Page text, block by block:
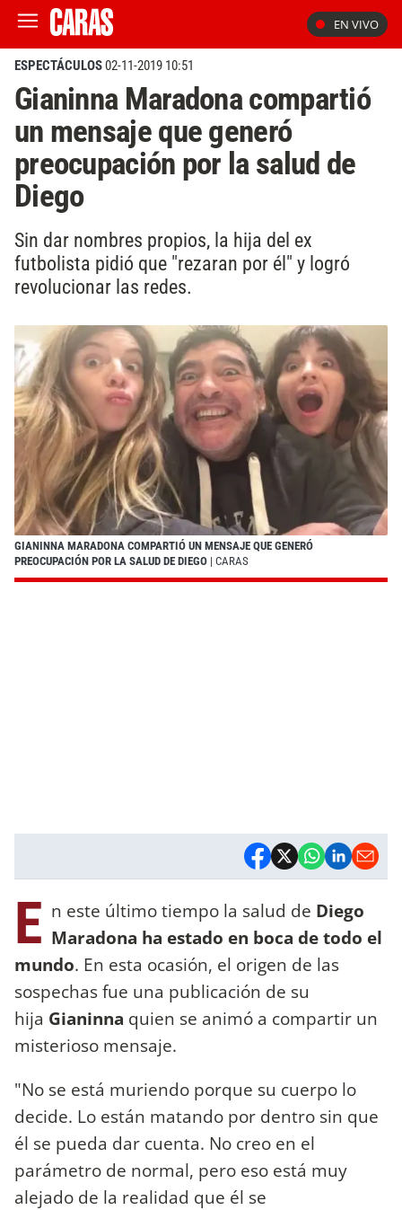
EN VIVO
ESPECTÁCULOS02-11-2019 10:51
Gianinna Maradona compartió
un mensaje que generó
preocupación por la salud de
Diego
Sin dar nombres propios, la hija del ex
futbolista pidió que "rezaran por él" y logró
revolucionar las redes.
GIANINNA MARADONA COMPARTIÓ UN MENSAJE QUE GENERÓ
PREOCUPACIÓN POR LA SALUD DE DIEGO | CARAS
E n este último tiempo la salud de Diego
Maradona ha estado en boca de todo el
mundo. En esta ocasión, el origen de las
sospechas fue una publicación de su
hija Gianinna quien se animó a compartir un
misterioso mensaje.
"No se está muriendo porque su cuerpo lo
decide. Lo están matando por dentro sin que
él se pueda dar cuenta. No creo en el
parámetro de normal, pero eso está muy
alejado de la realidad que él se